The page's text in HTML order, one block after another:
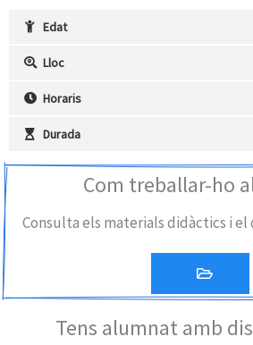
Edat
Lloc
Horaris
Durada
Com treballar-ho
Consulta els materials didàctics i
Tens alumnat amb